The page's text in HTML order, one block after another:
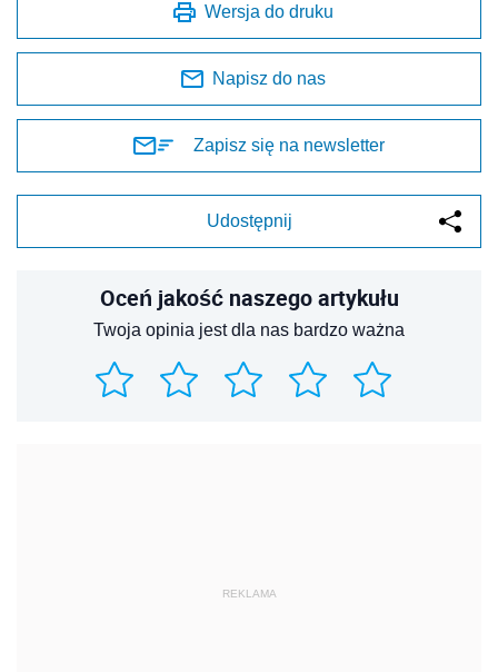
Wersja do druku
Napisz do nas
Zapisz się na newsletter
Udostępnij
Oceń jakość naszego artykułu
Twoja opinia jest dla nas bardzo ważna
REKLAMA